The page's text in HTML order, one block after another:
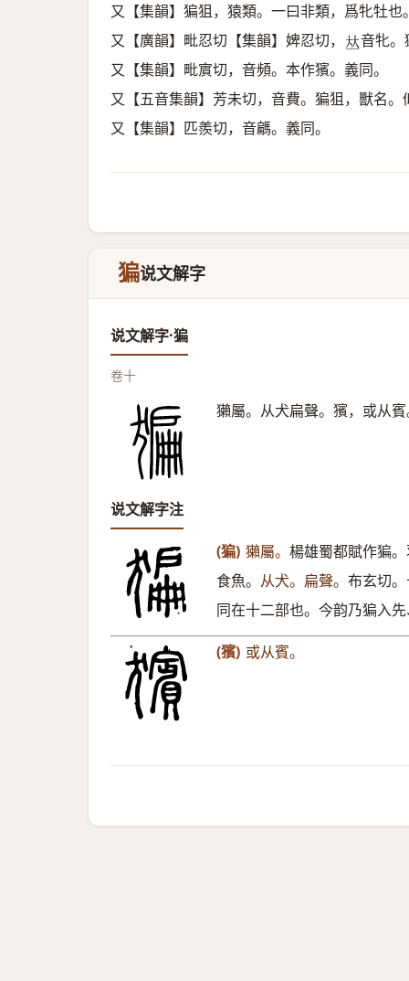
又【集韻】猵狙，猿類。一曰非類，爲牝牡
又【廣韻】毗忍切【集韻】婢忍切， 𠀤音牝。
又【集韻】毗賔切，音頻。本作獱。義同。
又【五音集韻】芳未切，音費。猵狙，獸名。
又【集韻】匹羨切，音騗。義同。
猵说文解字
说文解字·猵
卷十
獺屬。从犬扁聲。獱，或从
说文解字注
(猵) 獺屬。 楊雄蜀都賦作猵
食魚。 从犬。扁聲。 布玄切
同在十二部也。今韵乃猵入
(獱) 或从賓。